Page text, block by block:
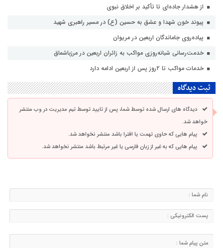
از هشدار جاده‌ای تا تأکید بر اخلاق نبوی
پیوند خون شهدا و عشق به حسین (ع) در مسیر راهبری شهید
پیاده‌روی جاماندگان اربعین در مریوان
خدمت‌رسانی شبانه‌روزی مواکب به زائران اربعین در مرزباشماق
خدمات مواکب تا ۲روز پس از اربعین ادامه دارد
ثبت دیدگاه
دیدگاه های ارسال شده توسط شما، پس از تایید توسط تیم مدیریت در وب منتشر
خواهد شد.
پیام هایی که حاوی تهمت یا افترا باشد منتشر نخواهد شد.
پیام هایی که به غیر از زبان فارسی یا غیر مرتبط باشد منتشر نخواهد شد.